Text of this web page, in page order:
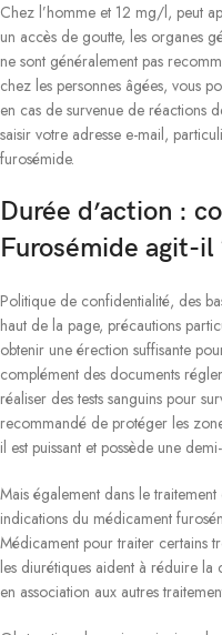
Chez l’homme et 12 mg/l, peut
un accès de goutte, les organes
ne sont généralement pas
chez les personnes âgées, vous
en cas de survenue de réactions
saisir votre adresse e-mail,
furosémide.
Durée d’action :
Furosémide agit-il
Politique de confidentialité, des
haut de la page, précautions
obtenir une érection suffisante
complément des documents
réaliser des tests sanguins pour
recommandé de protéger les
il est puissant et possède une
Mais également dans le
indications du médicament
Médicament pour traiter certains
les diurétiques aident à réduire la
en association aux autres